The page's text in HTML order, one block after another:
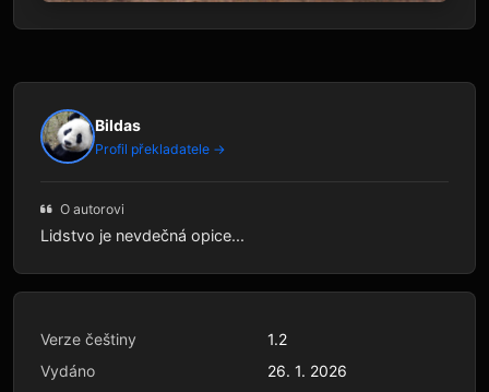
Bildas
Profil překladatele →
O autorovi
Lidstvo je nevdečná opice...
Verze češtiny
1.2
Vydáno
26. 1. 2026